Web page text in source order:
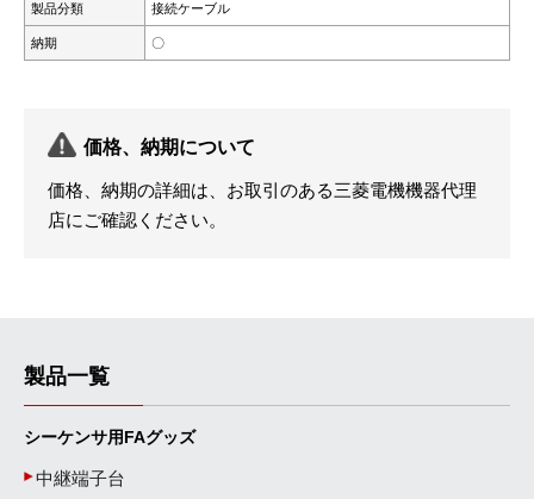
製品分類 接続ケーブル
納期 〇
価格、納期について
価格、納期の詳細は、お取引のある三菱電機機器代理
店にご確認ください。
製品一覧
シーケンサ用FAグッズ
中継端子台